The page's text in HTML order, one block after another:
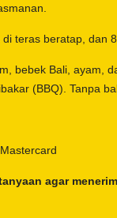
teras beratap, dan
bebek Bali, ayam,
(BBQ). Tanpa
agar